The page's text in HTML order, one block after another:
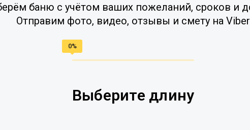
баню с учётом ваших пожеланий, сроков и
Отправим фото, видео, отзывы и смету на Viber
Выберите длину